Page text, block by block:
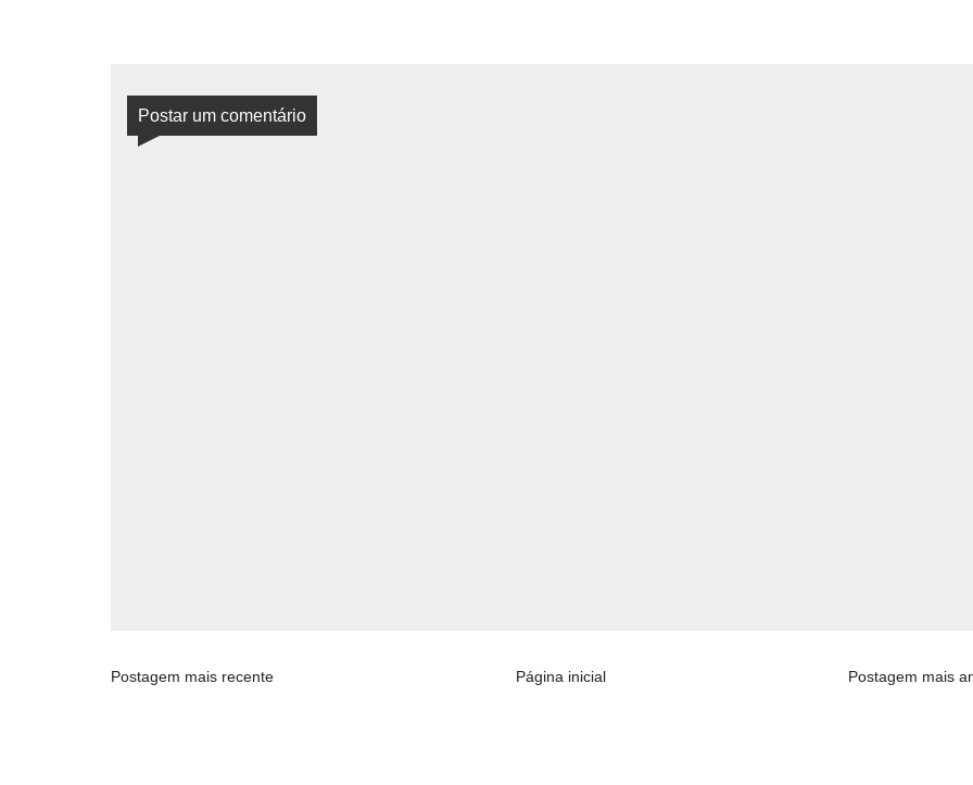
Postar um comentário
Postagem mais recente Postagem mais
Página inicial